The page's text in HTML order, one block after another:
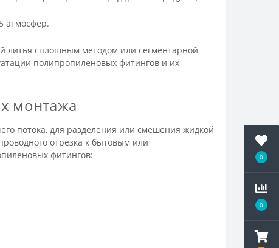
0
0
атмосфер.
литья сплошным методом или сегментарной
полипропиленовых фитингов и их
монтажа
потока, для разделения или смешения жидкой
отрезка к бытовым или
фитингов: